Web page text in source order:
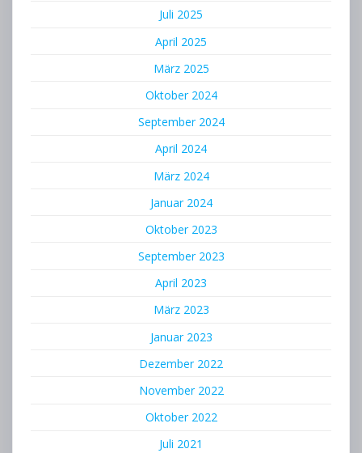
Juli 2025
April 2025
März 2025
Oktober 2024
September 2024
April 2024
März 2024
Januar 2024
Oktober 2023
September 2023
April 2023
März 2023
Januar 2023
Dezember 2022
November 2022
Oktober 2022
Juli 2021